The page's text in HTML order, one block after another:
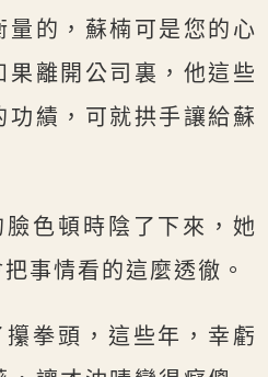
量的，蘇楠可是您的心
果離開公司裏，他這些
功績，可就拱手讓給蘇
色頓時陰了下來，她
事情看的這麼透徹。
拳頭，這些年，幸虧